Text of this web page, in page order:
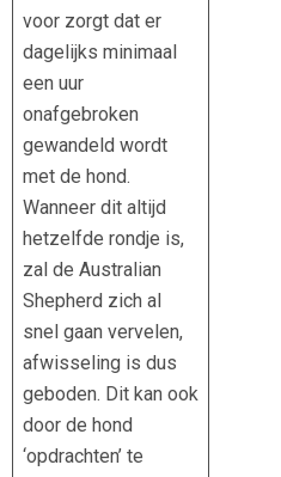
voor zorgt dat er
dagelijks minimaal
een uur
onafgebroken
gewandeld wordt
met de hond.
Wanneer dit altijd
hetzelfde rondje is,
zal de Australian
Shepherd zich al
snel gaan vervelen,
afwisseling is dus
geboden. Dit kan ook
door de hond
‘opdrachten’ te